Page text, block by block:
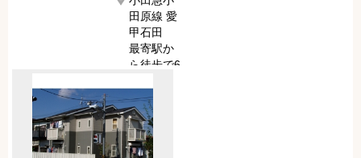
田原線 愛
甲石田
最寄駅か
ら徒歩で6